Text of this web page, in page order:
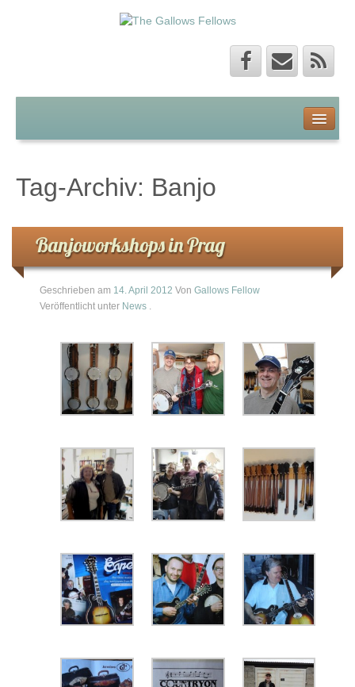
About The Gallows Fellows
The Gallows Fellows Story
English
Kontakt
Musik
Hörbeispiele
Veranstaltungen
Bilder
Shop
Album „From Galway Bay to the Cumberland Gap“
Band T-Shirts
The Gallows Fellows Wild West Show
Tag-Archiv: Banjo
Banjoworkshops in Prag
Geschrieben am 14. April 2012 Von Gallows Fellow
Veröffentlicht unter News .